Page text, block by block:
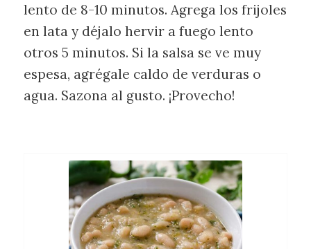
lento de 8-10 minutos. Agrega los frijoles
en lata y déjalo hervir a fuego lento
otros 5 minutos. Si la salsa se ve muy
espesa, agrégale caldo de verduras o
agua. Sazona al gusto. ¡Provecho!